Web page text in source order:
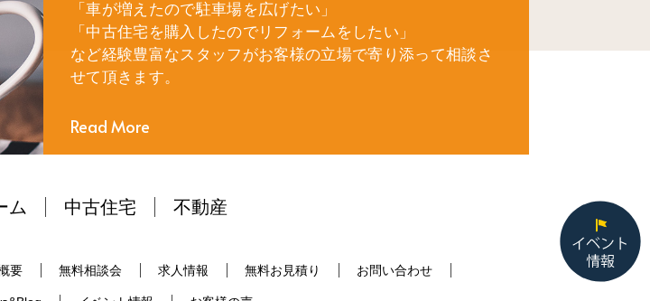
「車が増えたので駐車場を広げたい」
「中古住宅を購入したのでリフォームをしたい」
など経験豊富なスタッフがお客様の立場で寄り添って相談さ
せて頂きます。
Read More
ム 中古住宅 不動産
要 無料相談会 求人情報 無料お見積り お問い合わせ